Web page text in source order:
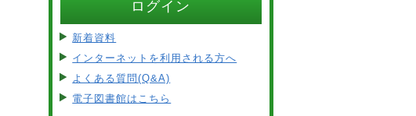
ログイン
新着資料
インターネットを利用される方へ
よくある質問(Q&A)
電子図書館はこちら